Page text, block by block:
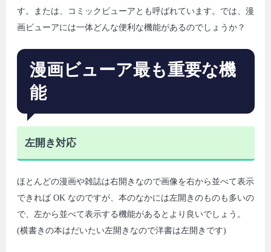
す。または、コミックビューアとも呼ばれています。では、漫
画ビューアには一体どんな便利な機能があるのでしょうか？
漫画ビューア最も重要な機
能
左開き対応
ほとんどの漫画や雑誌は右開きなので画像を右から並べて表示
できれば OK なのですが、本のなかには左開きのものも多いの
で、左から並べて表示する機能があるとより良いでしょう。
(横書きの本はだいたい左開きなので洋書は左開きです)